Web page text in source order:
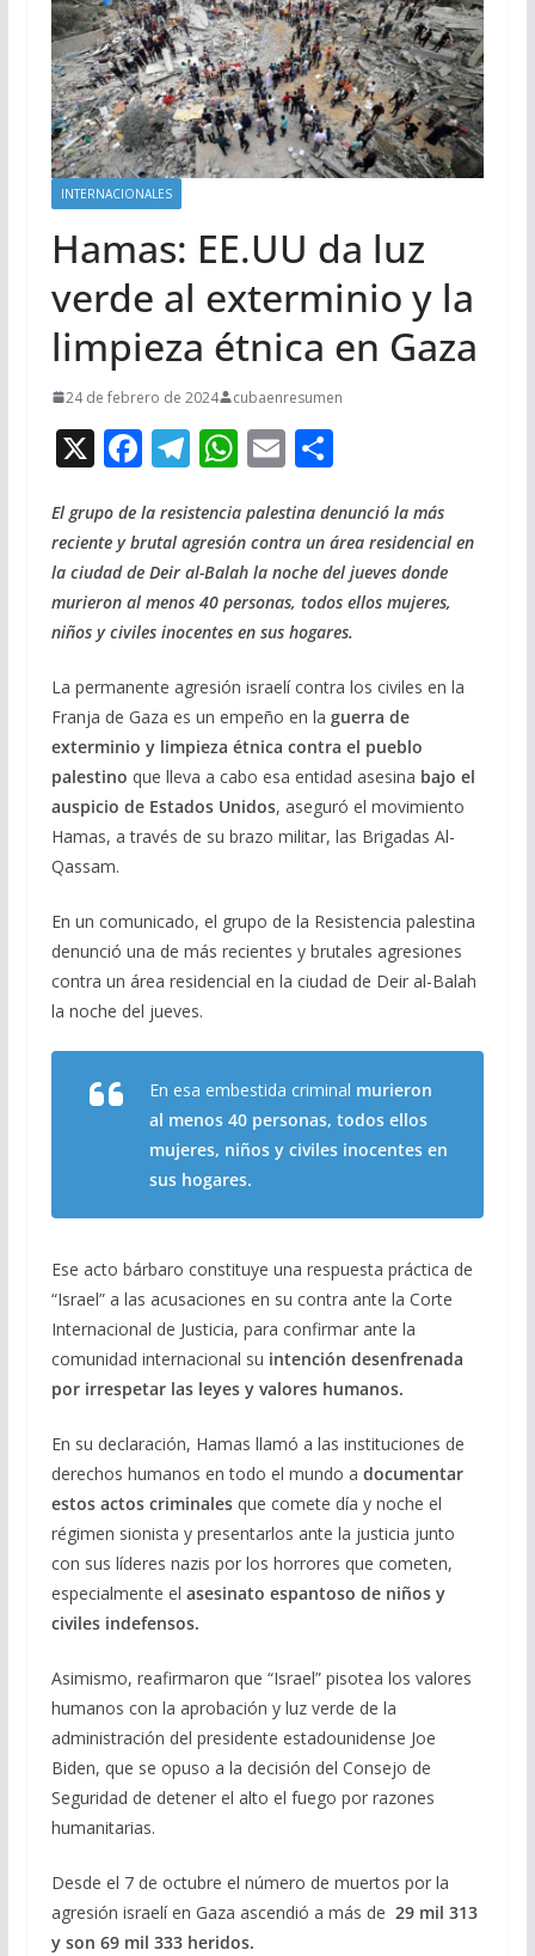
INTERNACIONALES
Hamas: EE.UU da luz
verde al exterminio y la
limpieza étnica en Gaza
24 de febrero de 2024 cubaenresumen
X F
e
b
o
o
k
T
e
gr
a
m
W
at
s
A
p
p
E
ai
l
C
m
p
ar
ti
r
El grupo de la resistencia palestina denunció la más
reciente y brutal agresión contra un área residencial en
la ciudad de Deir al-Balah la noche del jueves donde
murieron al menos 40 personas, todos ellos mujeres,
niños y civiles inocentes en sus hogares.
La permanente agresión israelí contra los civiles en la
Franja de Gaza es un empeño en la guerra de
exterminio y limpieza étnica contra el pueblo
palestino que lleva a cabo esa entidad asesina bajo el
auspicio de Estados Unidos, aseguró el movimiento
Hamas, a través de su brazo militar, las Brigadas Al-
Qassam.
En un comunicado, el grupo de la Resistencia palestina
denunció una de más recientes y brutales agresiones
contra un área residencial en la ciudad de Deir al-Balah
la noche del jueves.
En esa embestida criminal murieron
al menos 40 personas, todos ellos
mujeres, niños y civiles inocentes en
sus hogares.
Ese acto bárbaro constituye una respuesta práctica de
“Israel” a las acusaciones en su contra ante la Corte
Internacional de Justicia, para confirmar ante la
comunidad internacional su intención desenfrenada
por irrespetar las leyes y valores humanos.
En su declaración, Hamas llamó a las instituciones de
derechos humanos en todo el mundo a documentar
estos actos criminales que comete día y noche el
régimen sionista y presentarlos ante la justicia junto
con sus líderes nazis por los horrores que cometen,
especialmente el asesinato espantoso de niños y
civiles indefensos.
Asimismo, reafirmaron que “Israel” pisotea los valores
humanos con la aprobación y luz verde de la
administración del presidente estadounidense Joe
Biden, que se opuso a la decisión del Consejo de
Seguridad de detener el alto el fuego por razones
humanitarias.
Desde el 7 de octubre el número de muertos por la
agresión israelí en Gaza ascendió a más de 29 mil 313
y son 69 mil 333 heridos.